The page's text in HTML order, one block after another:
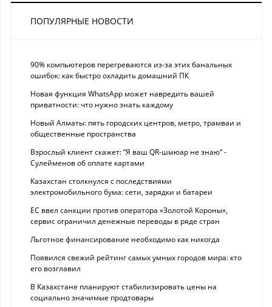
ПОПУЛЯРНЫЕ НОВОСТИ
90% компьютеров перегреваются из-за этих банальных
ошибок: как быстро охладить домашний ПК
Новая функция WhatsApp может навредить вашей
приватности: что нужно знать каждому
Новый Алматы: пять городских центров, метро, трамваи и
общественные пространства
Взрослый клиент скажет: “Я ваш QR-шмюар не знаю“ -
Сулейменов об оплате картами
Казахстан столкнулся с последствиями
электромобильного бума: сети, зарядки и батареи
ЕС ввел санкции против оператора «Золотой Короны»,
сервис ограничил денежные переводы в ряде стран
Льготное финансирование необходимо как никогда
Появился свежий рейтинг самых умных городов мира: кто
его возглавил
В Казахстане планируют стабилизировать цены на
социально значимые продтовары